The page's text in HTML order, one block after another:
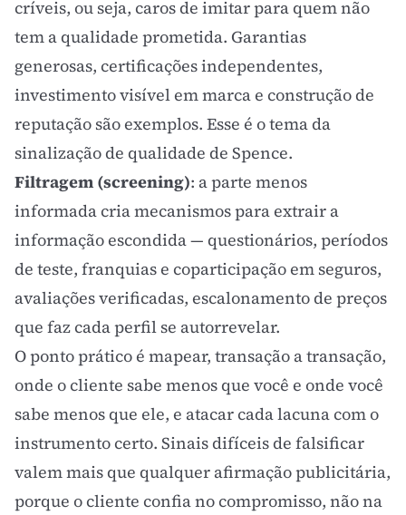
críveis, ou seja, caros de imitar para quem não
tem a qualidade prometida. Garantias
generosas, certificações independentes,
investimento visível emmarcae construção de
reputação são exemplos. Esse é o tema da
sinalização de qualidade de Spence.
Filtragem (screening): a parte menos
informada cria mecanismos para extrair a
informação escondida — questionários, períodos
de teste, franquias e coparticipação em seguros,
avaliações verificadas, escalonamento de preços
que faz cada perfil se autorrevelar.
O ponto prático é mapear, transação a transação,
onde o cliente sabe menos que você e onde você
sabe menos que ele, e atacar cada lacuna com o
instrumento certo. Sinais difíceis de falsificar
valem mais que qualquer afirmação publicitária,
porque o cliente confia no compromisso, não na